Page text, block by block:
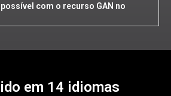
com o recurso GAN no
em 14 idiomas